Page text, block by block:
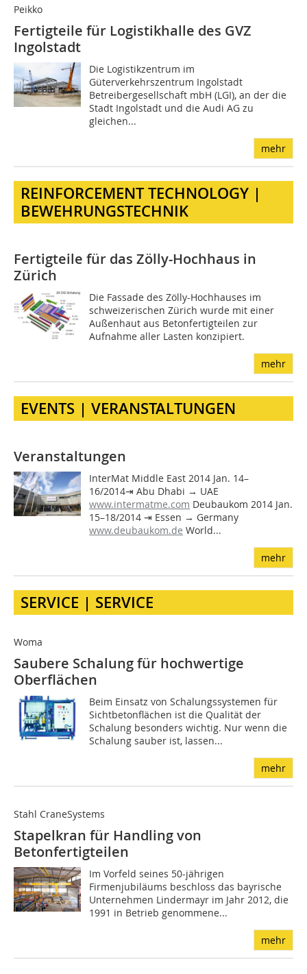
Peikko
Fertigteile für Logistikhalle des GVZ
Ingolstadt
Die Logistikzentrum im
Güterverkehrszentrum Ingolstadt
Betreibergesellschaft mbH (LGI), an der die
Stadt Ingolstadt und die Audi AG zu
gleichen...
mehr
REINFORCEMENT TECHNOLOGY |
BEWEHRUNGSTECHNIK
Fertigteile für das Zölly-Hochhaus in
Zürich
Die Fassade des Zölly-Hochhauses im
schweizerischen Zürich wurde mit einer
Außenhaut aus Betonfertigteilen zur
Aufnahme aller Lasten konzipiert.
mehr
EVENTS | VERANSTALTUNGEN
Veranstaltungen
InterMat Middle East 2014 Jan. 14–
16/2014⇥ Abu Dhabi → UAE
www.intermatme.com Deubaukom 2014 Jan.
15–18/2014 ⇥ Essen → Germany
www.deubaukom.de World...
mehr
SERVICE | SERVICE
Woma
Saubere Schalung für hochwertige
Oberflächen
Beim Einsatz von Schalungssystemen für
Sichtbetonflächen ist die Qualität der
Schalung besonders wichtig. Nur wenn die
Schalung sauber ist, lassen...
mehr
Stahl CraneSystems
Stapelkran für Handling von
Betonfertigteilen
Im Vorfeld seines 50-jährigen
Firmenjubiläums beschloss das bayrische
Unternehmen Lindermayr im Jahr 2012, die
1991 in Betrieb genommene...
mehr